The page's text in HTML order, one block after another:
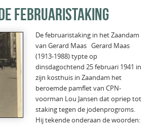
FEBRUARISTAKING
De februaristaking in het Zaandam
van Gerard Maas Gerard Maas
(1913-1988) typte op
dinsdagochtend 25 februari 1941 in
zijn kosthuis in Zaandam het
beroemde pamflet van CPN-
voorman Lou Jansen dat opriep tot
staking tegen de jodenprogroms.
Hij tekende onderaan de woorden: